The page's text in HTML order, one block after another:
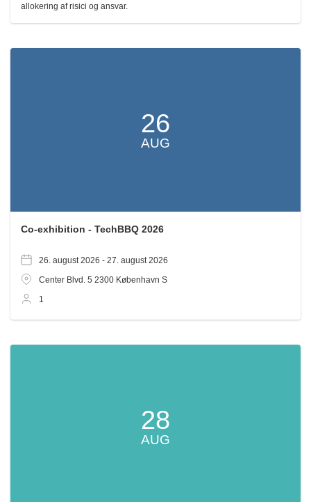
allokering af risici og ansvar.
26
AUG
Co-exhibition - TechBBQ 2026
26. august 2026 - 27. august 2026
Center Blvd. 5 2300 København S
1
28
AUG